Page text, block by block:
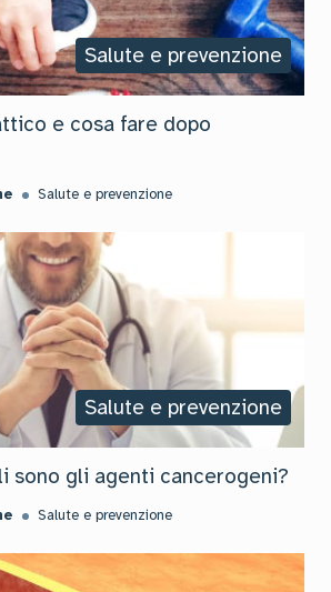
Salute e prevenzione
e cosa fare dopo
Salute e prevenzione
Salute e prevenzione
sono gli agenti cancerogeni?
Salute e prevenzione